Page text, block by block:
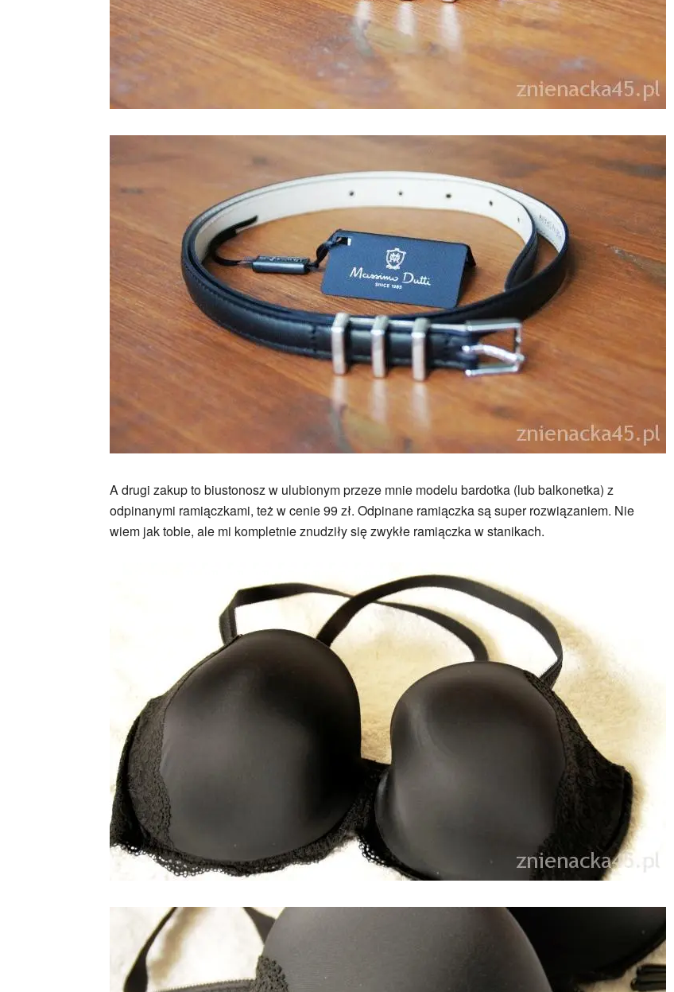
A drugi zakup to biustonosz w ulubionym przeze mnie modelu bardotka (lub balkonetka) z
odpinanymi ramiączkami, też w cenie 99 zł. Odpinane ramiączka są super rozwiązaniem. Nie
wiem jak tobie, ale mi kompletnie znudziły się zwykłe ramiączka w stanikach.